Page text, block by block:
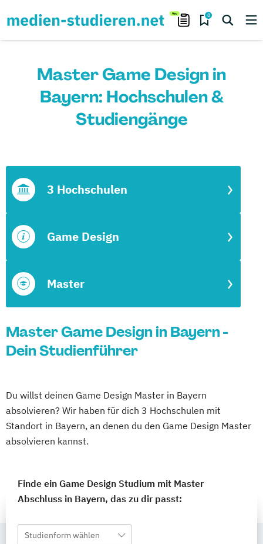
0
Master Game Design in
Bayern: Hochschulen &
Studiengänge
Master
Game Design
3 Hochschulen
Master Game Design in Bayern -
Dein Studienführer
Du willst deinen Game Design Master in Bayern
absolvieren? Wir haben für dich 3 Hochschulen mit
Standort in Bayern, an denen du den Game Design Master
absolvieren kannst.
Finde ein Game Design Studium mit Master
Abschluss in Bayern, das zu dir passt:
Studienform wählen